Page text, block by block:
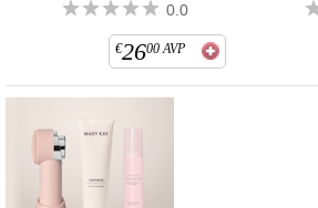
0.0
€2600 AVP